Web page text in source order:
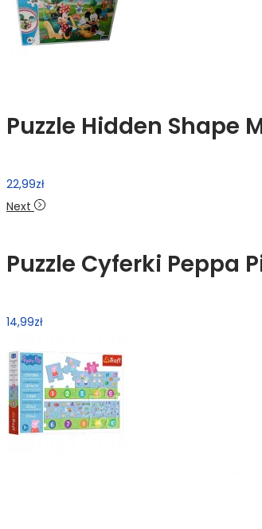
Puzzle Hidden Shape
22,99zł
Next
Puzzle Cyferki Peppa
14,99zł